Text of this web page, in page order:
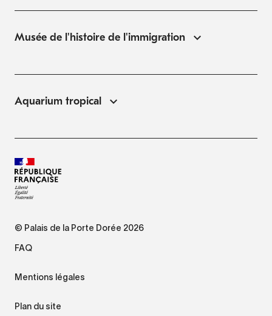
Musée de l'histoire de l'immigration
Aquarium tropical
© Palais de la Porte Dorée 2026
FAQ
Mentions légales
Plan du site